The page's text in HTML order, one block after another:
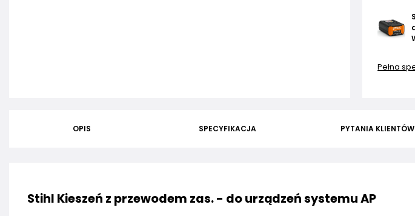
Pełna
OPIS SPECYFIKACJA PYTANIA KLIENTÓW
Stihl Kieszeń z przewodem zas. - do urządzeń systemu AP